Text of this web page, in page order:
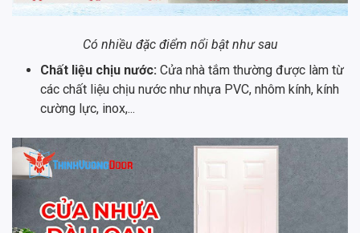
Có nhiều đặc điểm nổi bật như sau
Chất liệu chịu nước: Cửa nhà tắm thường được làm từ
các chất liệu chịu nước như nhựa PVC, nhôm kính, kính
cường lực, inox,...